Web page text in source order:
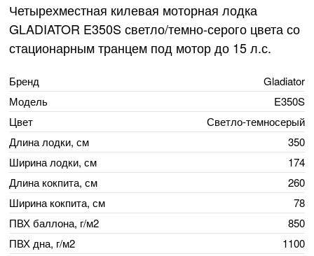
Четырехместная килевая моторная лодка
GLADIATOR E350S светло/темно-серого цвета со
стационарным транцем под мотор до 15 л.с.
Бренд
Gladiator
Модель
E350S
Цвет
Светло-темносерый
Длина лодки, см
350
Ширина лодки, см
174
Длина кокпита, см
260
Ширина кокпита, см
78
ПВХ баллона, г/м2
850
ПВХ дна, г/м2
1100